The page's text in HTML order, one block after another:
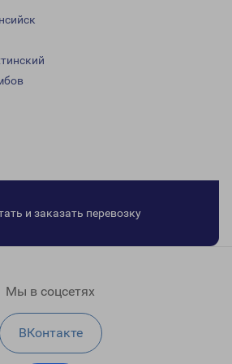
и заказать перевозку
Мы в соцсетях
ВКонтакте